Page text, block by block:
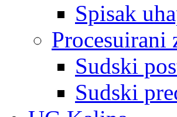
Spisak
Procesuirani
Sudski
Sudski